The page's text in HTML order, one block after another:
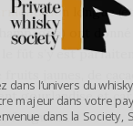
longue
ont
le fût s’y est
gourlandise et
fougueux.
dans l’univers du
majeur dans votre
dans la Society,